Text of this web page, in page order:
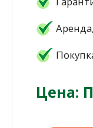
Цена: